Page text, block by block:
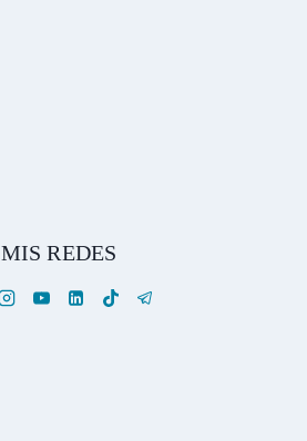
MIS REDES